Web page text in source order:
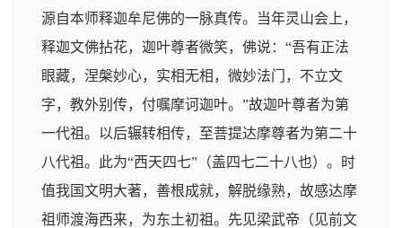
源自本师释迦牟尼佛的一脉真传。当年灵山会上，
释迦文佛拈花，迦叶尊者微笑，佛说：“吾有正法
眼藏，涅槃妙心，实相无相，微妙法门，不立文
字，教外别传，付嘱摩诃迦叶。”故迦叶尊者为第
一代祖。以后辗转相传，至菩提达摩尊者为第二十
八代祖。此为“西天四七”（盖四七二十八也）。时
值我国文明大著，善根成就，解脱缘熟，故感达摩
祖师渡海西来，为东土初祖。先见梁武帝（见前文